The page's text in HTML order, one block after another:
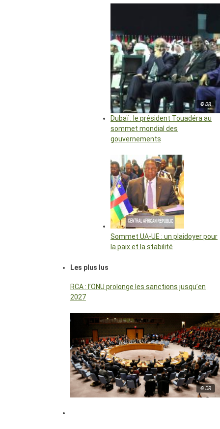
© DR
Dubaï : le président Touadéra au
sommet mondial des
gouvernements
Sommet UA-UE : un plaidoyer pour
la paix et la stabilité
Les plus lus
RCA : l’ONU prolonge les sanctions jusqu’en
2027
© DR